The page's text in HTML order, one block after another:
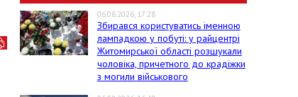
06.08.2026, 17:28
Збирався користуватись іменною
лампадкою у побуті: у райцентрі
Житомирської області розшукали
чоловіка, причетного до крадіжки
з могили військового